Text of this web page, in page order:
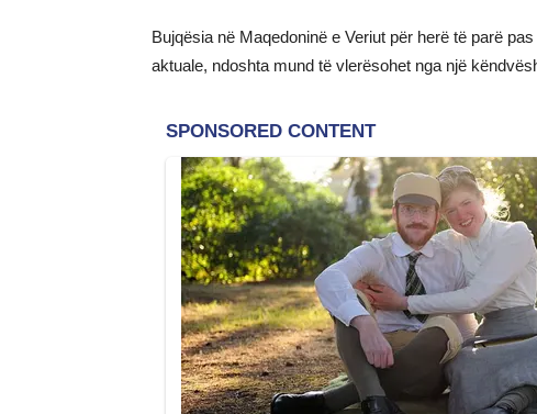
Bujqësia në Maqedoninë e Veriut për herë të parë
aktuale, ndoshta mund të vlerësohet nga një